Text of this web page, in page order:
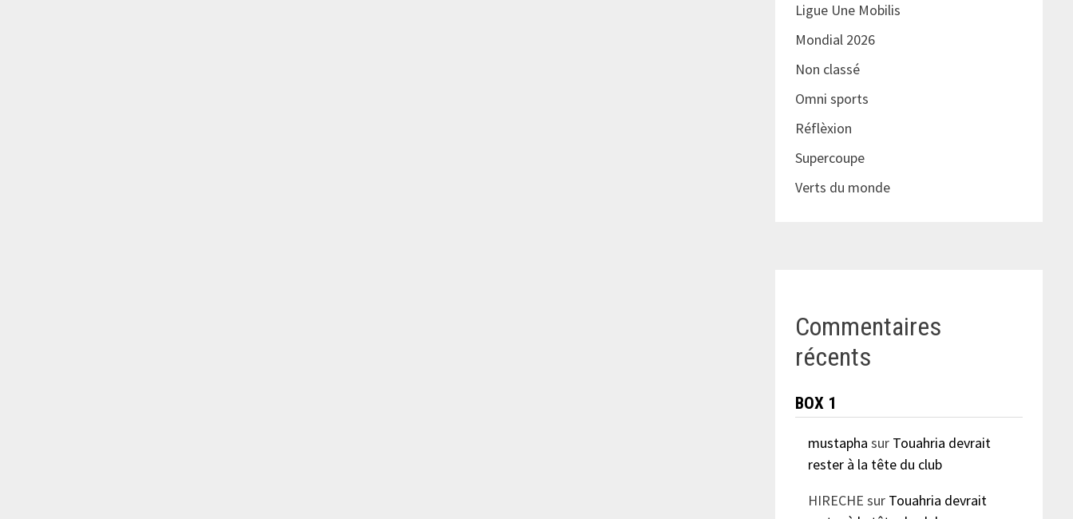
Ligue Une Mobilis
Mondial 2026
Non classé
Omni sports
Réflèxion
Supercoupe
Verts du monde
Commentaires
récents
BOX 1
mustapha sur Touahria devrait
rester à la tête du club
HIRECHE sur Touahria devrait